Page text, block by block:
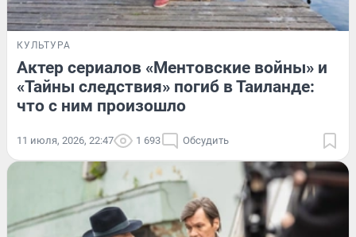
КУЛЬТУРА
Актер сериалов «Ментовские войны» и
«Тайны следствия» погиб в Таиланде:
что с ним произошло
11 июля, 2026, 22:47 1 693 Обсудить